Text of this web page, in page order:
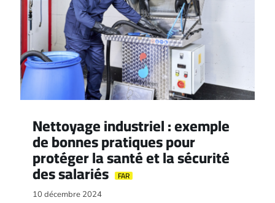
Nettoyage industriel : exemple
de bonnes pratiques pour
protéger la santé et la sécurité
des salariés FAR
10 décembre 2024